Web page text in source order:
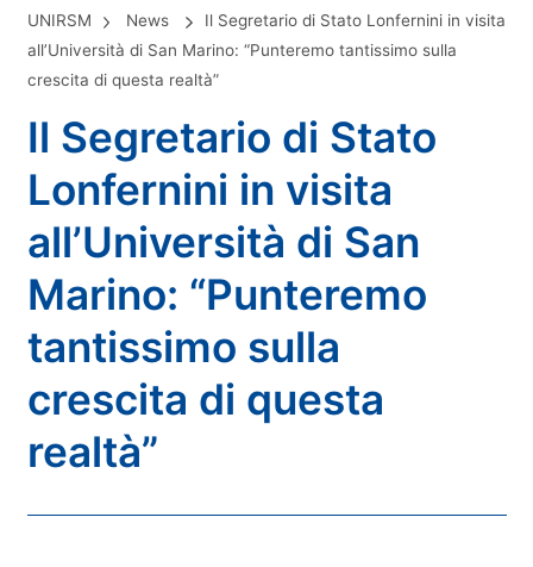
UNIRSM News
Il Segretario di Stato Lonfernini in visita
all’Università di San Marino: “Punteremo tantissimo sulla
crescita di questa realtà”
Il Segretario di Stato
Lonfernini in visita
all’Università di San
Marino: “Punteremo
tantissimo sulla
crescita di questa
realtà”